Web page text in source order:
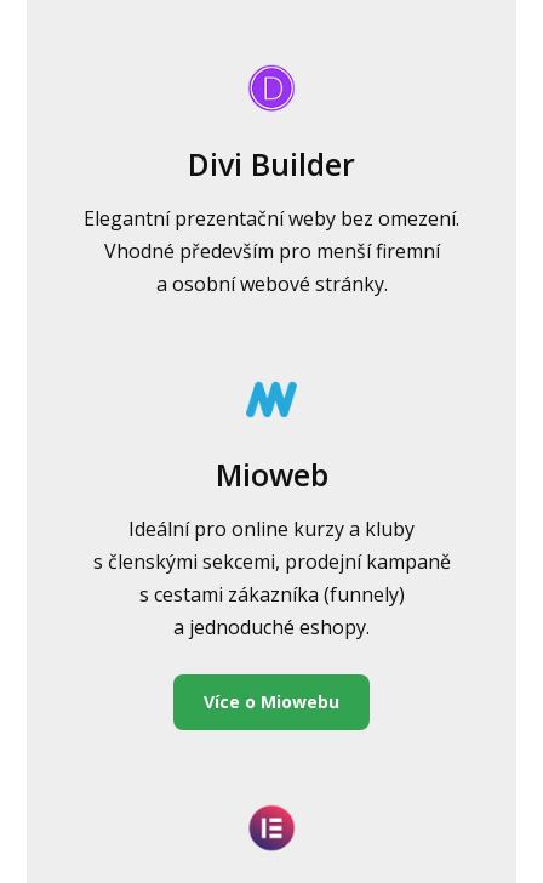
Divi Builder
Elegantní prezentační weby bez omezení.
Vhodné především pro menší firemní
a osobní webové stránky.
Mioweb
Ideální pro online kurzy a kluby
s členskými sekcemi, prodejní kampaně
s cestami zákazníka (funnely)
a jednoduché eshopy.
Více o Miowebu